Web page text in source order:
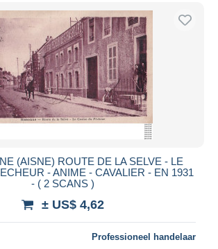
(AISNE) ROUTE DE LA SELVE - LE
- ANIME - CAVALIER - EN 1931
- ( 2 SCANS )
± US$ 4,62
Professioneel handelaar